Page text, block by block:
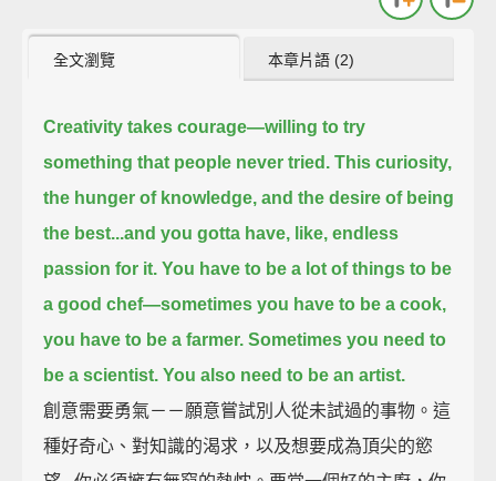
全文瀏覽 本章片語 (2)
Creativity takes courage—willing to try
something that people never tried. This curiosity,
the hunger of knowledge, and the desire of being
the best...and you gotta have, like, endless
passion for it. You have to be a lot of things to be
a good chef—sometimes you have to be a cook,
you have to be a farmer. Sometimes you need to
be a scientist. You also need to be an artist.
創意需要勇氣－－願意嘗試別人從未試過的事物。這
種好奇心、對知識的渴求，以及想要成為頂尖的慾